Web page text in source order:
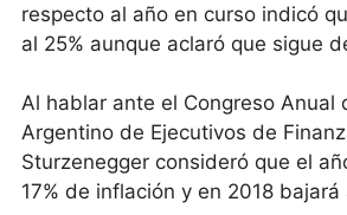
respecto al año en curso indicó
al 25% aunque aclaró que sigue
Al hablar ante el Congreso Anual
Argentino de Ejecutivos de
Sturzenegger consideró que el
17% de inflación y en 2018 bajará